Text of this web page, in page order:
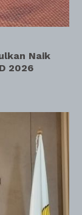
Naik
2026